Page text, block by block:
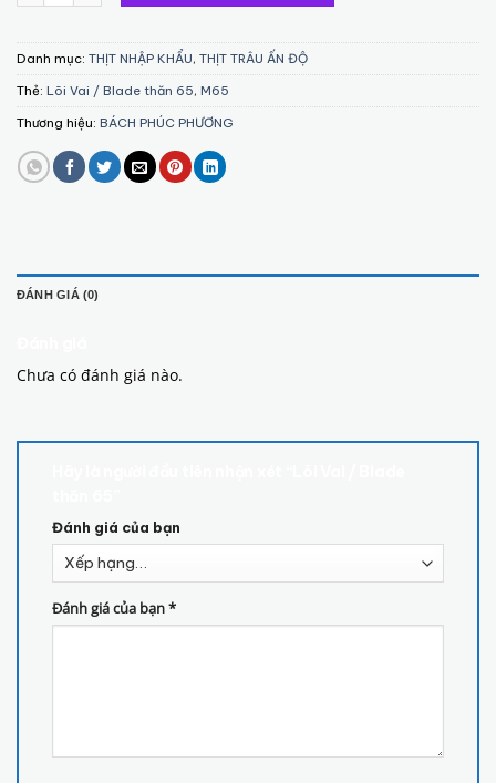
Danh mục: THỊT NHẬP KHẨU, THỊT TRÂU ẤN ĐỘ
Thẻ: Lõi Vai / Blade thăn 65, M65
Thương hiệu: BÁCH PHÚC PHƯƠNG
ĐÁNH GIÁ (0)
Chưa có đánh giá nào.
Đánh giá của bạn
Đánh giá của bạn*